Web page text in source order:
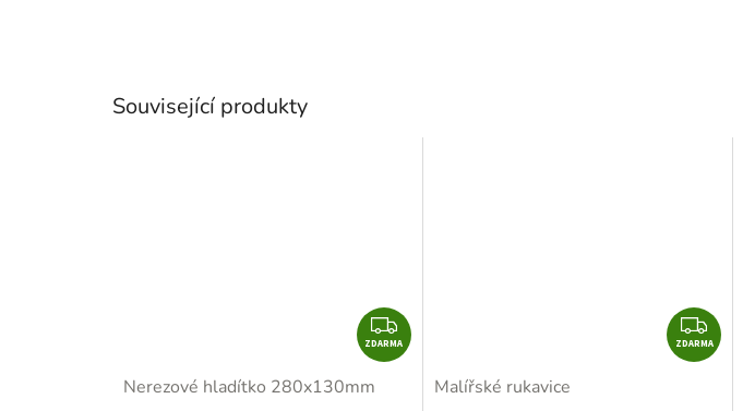
A
Související produkty
Z
D
ZDARMA
Nerezové hladítko 280x130mm
Z
D
ZDARMA
Malířské rukavice